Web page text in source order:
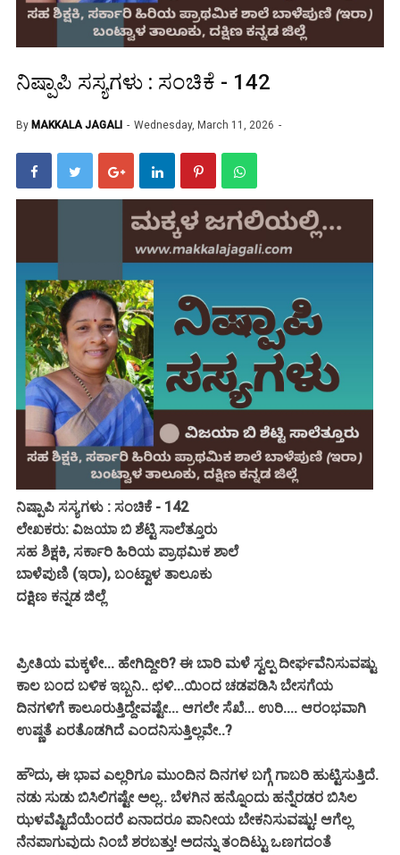
ನಿಷ್ಪಾಪಿ ಸಸ್ಯಗಳು : ಸಂಚಿಕೆ - 142
By MAKKALA JAGALI Wednesday, March 11, 2026
ನಿಷ್ಪಾಪಿ ಸಸ್ಯಗಳು : ಸಂಚಿಕೆ - 142
ಲೇಖಕರು: ವಿಜಯಾ ಬಿ ಶೆಟ್ಟಿ ಸಾಲೆತ್ತೂರು
ಸಹ ಶಿಕ್ಷಕಿ, ಸರ್ಕಾರಿ ಹಿರಿಯ ಪ್ರಾಥಮಿಕ ಶಾಲೆ
ಬಾಳೆಪುಣಿ (ಇರಾ), ಬಂಟ್ವಾಳ ತಾಲೂಕು
ದಕ್ಷಿಣ ಕನ್ನಡ ಜಿಲ್ಲೆ
ಪ್ರೀತಿಯ ಮಕ್ಕಳೇ... ಹೇಗಿದ್ದೀರಿ? ಈ ಬಾರಿ ಮಳೆ ಸ್ವಲ್ಪ ದೀರ್ಘವೆನಿಸುವಷ್ಟು
ಕಾಲ ಬಂದ ಬಳಿಕ ಇಬ್ಬನಿ.. ಛಳಿ...ಯಿಂದ ಚಡಪಡಿಸಿ ಬೇಸಗೆಯ
ದಿನಗಳಿಗೆ ಕಾಲೂರುತ್ತಿದ್ದೇವಷ್ಟೇ... ಆಗಲೇ ಸೆಖೆ... ಉರಿ.... ಆರಂಭವಾಗಿ
ಉಷ್ಣತೆ ಏರತೊಡಗಿದೆ ಎಂದನಿಸುತ್ತಿಲ್ಲವೇ..?
ಹೌದು, ಈ ಭಾವ ಎಲ್ಲರಿಗೂ ಮುಂದಿನ ದಿನಗಳ ಬಗ್ಗೆ ಗಾಬರಿ ಹುಟ್ಟಿಸುತ್ತಿದೆ.
ನಡು ಸುಡು ಬಿಸಿಲಿಗಷ್ಟೇ ಅಲ್ಲ.. ಬೆಳಗಿನ ಹನ್ನೊಂದು ಹನ್ನೆರಡರ ಬಿಸಿಲ
ಝಳವೆಷ್ಟಿದೆಯೆಂದರೆ ಏನಾದರೂ ಪಾನೀಯ ಬೇಕನಿಸುವಷ್ಟು! ಆಗೆಲ್ಲ
ನೆನಪಾಗುವುದು ನಿಂಬೆ ಶರಬತ್ತು! ಅದನ್ನು ತಂದಿಟ್ಟು ಒಣಗದಂತೆ